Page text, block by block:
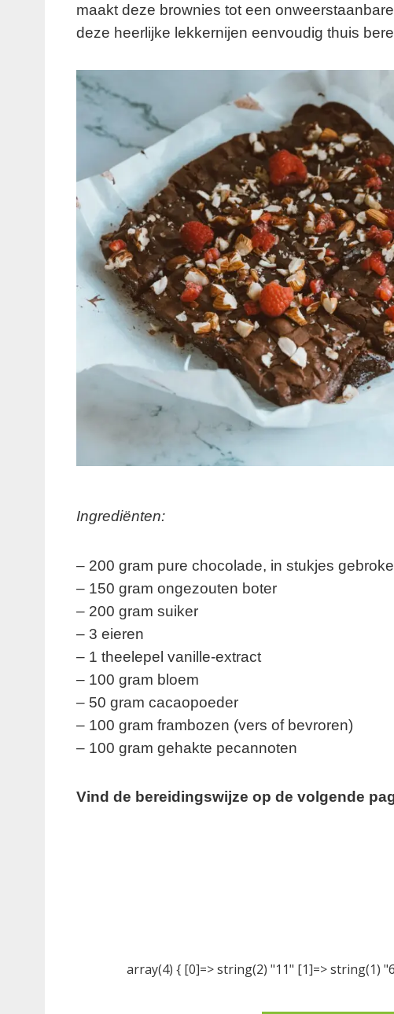
maakt deze brownies tot een
deze heerlijke lekkernijen eenvoudig thuis
Ingrediënten:
– 200 gram pure chocolade, in stukjes
– 150 gram ongezouten boter
– 200 gram suiker
– 3 eieren
– 1 theelepel vanille-extract
– 100 gram bloem
– 50 gram cacaopoeder
– 100 gram frambozen (vers of bevroren)
– 100 gram gehakte pecannoten
Vind de bereidingswijze op de volgende
array(4) { [0]=> string(2) "11" [1]=> string(1)